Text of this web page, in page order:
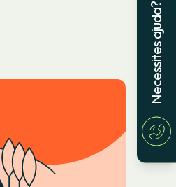
Necessites ajuda?